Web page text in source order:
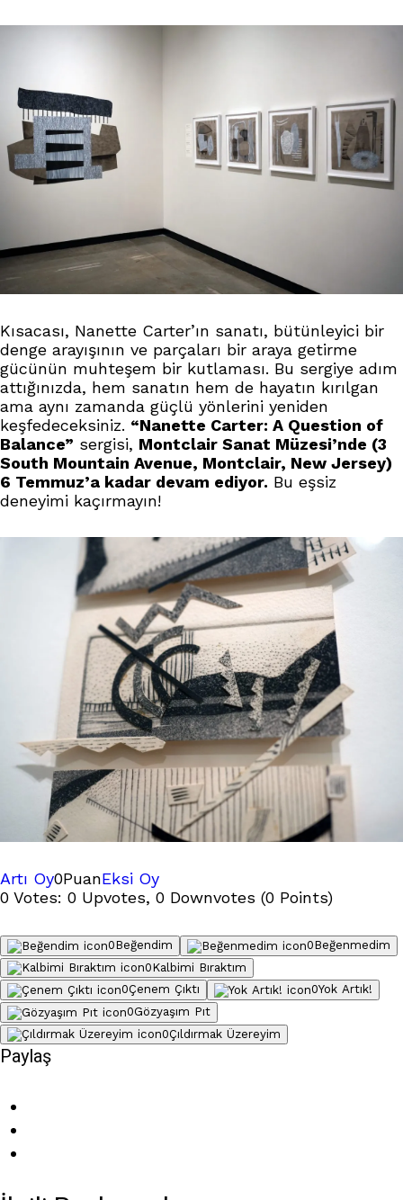
Kısacası, Nanette Carter’ın sanatı, bütünleyici bir
denge arayışının ve parçaları bir araya getirme
gücünün muhteşem bir kutlaması. Bu sergiye adım
attığınızda, hem sanatın hem de hayatın kırılgan
ama aynı zamanda güçlü yönlerini yeniden
keşfedeceksiniz. “Nanette Carter: A Question of
Balance” sergisi, Montclair Sanat Müzesi’nde (3
South Mountain Avenue, Montclair, New Jersey)
6 Temmuz’a kadar devam ediyor. Bu eşsiz
deneyimi kaçırmayın!
Artı Oy0PuanEksi Oy
0 Votes: 0 Upvotes, 0 Downvotes (0 Points)
0Beğendim 0Beğenmedim
0Kalbimi Bıraktım
0Çenem Çıktı 0Yok Artık!
0Gözyaşım Pıt
0Çıldırmak Üzereyim
Paylaş